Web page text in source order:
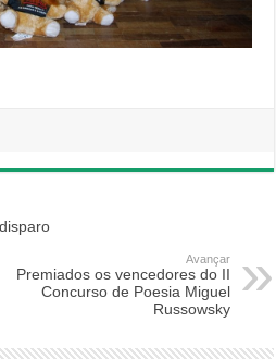
Avançar
Premiados os vencedores do II
Concurso de Poesia Miguel
Russowsky